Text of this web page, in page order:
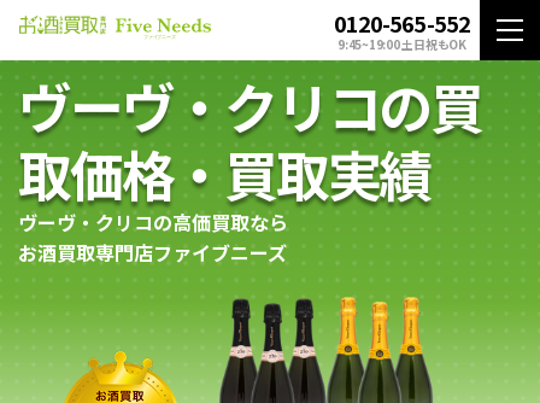
0120-565-552
9:45~19:00 土日祝もOK
ヴーヴ・クリコの買
取価格・買取実績
ヴーヴ・クリコの高価買取なら
お酒買取専門店ファイブニーズ